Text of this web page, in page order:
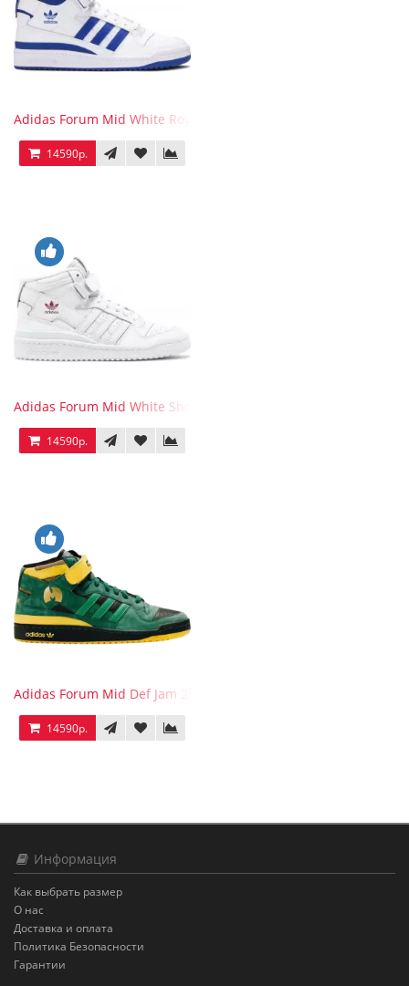
Adidas Forum Mid White Royal Blue
14590р.
Adidas Forum Mid White Shock Pink
14590р.
Adidas Forum Mid Def Jam 25th Anniversary
14590р.
Информация
Как выбрать размер
О нас
Доставка и оплата
Политика Безопасности
Гарантии